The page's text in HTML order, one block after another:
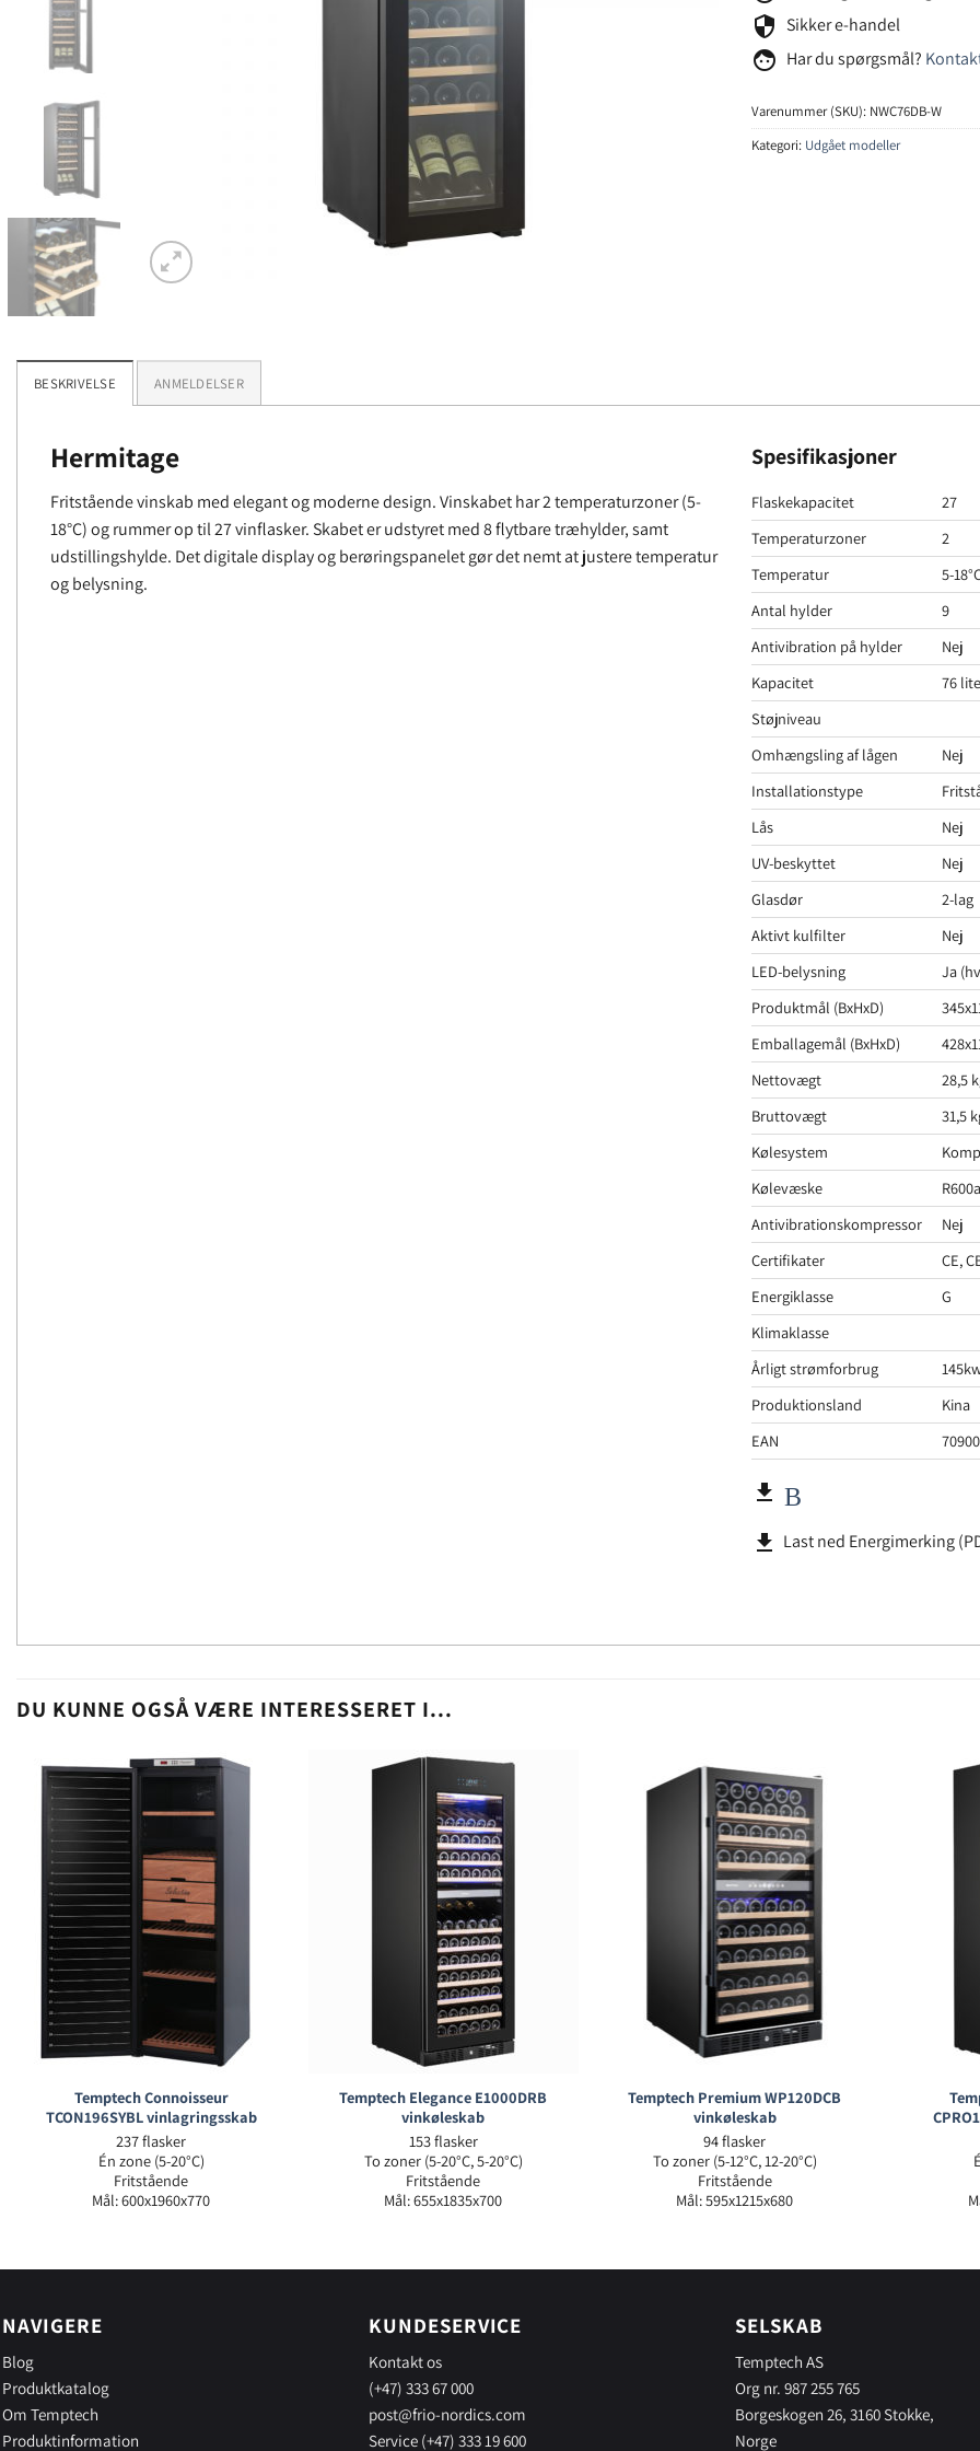
security Sikker e-handel
face Har du spørgsmål?
Varenummer (SKU): NWC76DB-W
Kategori: Udgået modeller
BESKRIVELSE ANMELDELSER
Hermitage
Fritstående vinskab med elegant og moderne design. Vinskabet har 2 temperaturzoner (5-
18°C) og rummer op til 27 vinflasker. Skabet er udstyret med 8 flytbare træhylder, samt
udstillingshylde. Det digitale display og berøringspanelet gør det nemt at justere temperatur
og belysning.
Spesifikasjoner
Flaskekapacitet
27
Temperaturzoner
2
Temperatur
5-
Antal hylder
9
Antivibration på hylder
Nej
Kapacitet
76
Støjniveau
Omhængsling af lågen
Nej
Installationstype
Lås
Nej
UV-beskyttet
Nej
Glasdør
2-lag
Aktivt kulfilter
Nej
LED-belysning
Ja
Produktmål (BxHxD)
Emballagemål (BxHxD)
Nettovægt
28,5
Bruttovægt
31,5
Kølesystem
Kølevæske
R600a
Antivibrationskompressor
Nej
Certifikater
CE,
Energiklasse
G
Klimaklasse
Årligt strømforbrug
Produktionsland
Kina
EAN
file_download
file_download Last ned Energimerking
DU KUNNE OGSÅ VÆRE INTERESSERET I...
Temptech Connoisseur
TCON196SYBL vinlagringsskab
237 flasker
Én zone (5-20°C)
Fritstående
Mål: 600x1960x770
Temptech Elegance E1000DRB
vinkøleskab
153 flasker
To zoner (5-20°C, 5-20°C)
Fritstående
Mål: 655x1835x700
Temptech Premium WP120DCB
vinkøleskab
94 flasker
To zoner (5-12°C, 12-20°C)
Fritstående
Mål: 595x1215x680
NAVIGERE
Blog
Produktkatalog
Om Temptech
Produktinformation
KUNDESERVICE
Kontakt os
(+47) 333 67 000
post@frio-nordics.com
Service (+47) 333 19 600
SELSKAB
Temptech AS
Org nr. 987 255 765
Borgeskogen 26, 3160 Stokke,
Norge